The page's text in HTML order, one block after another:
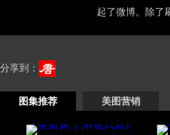
起了微博。除了
分享到：
图集推荐 美图营销